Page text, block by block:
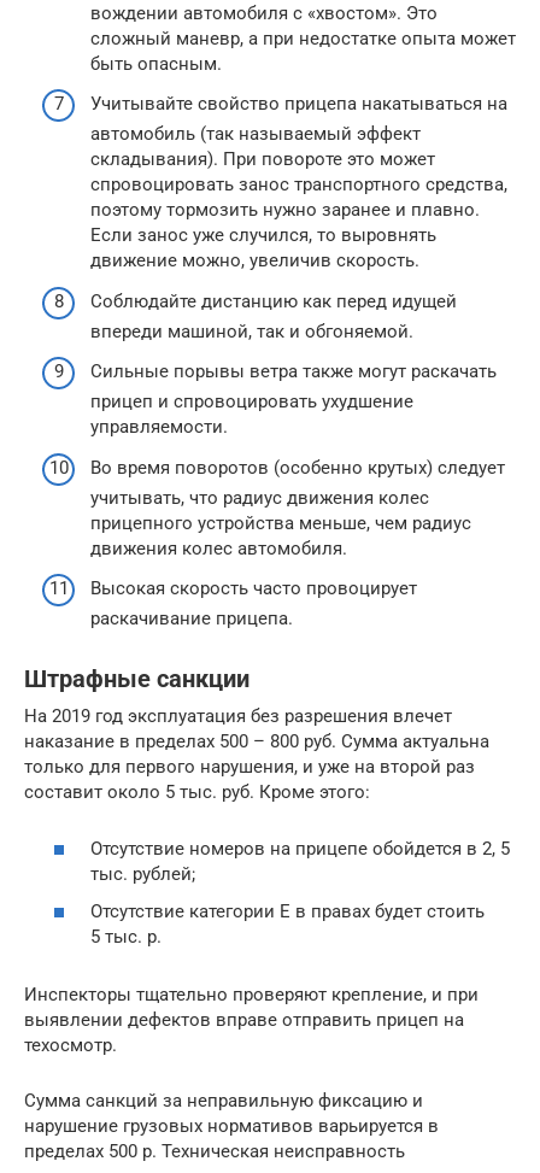
вождении автомобиля с «хвостом». Это
сложный маневр, а при недостатке опыта может
быть опасным.
Учитывайте свойство прицепа накатываться на
автомобиль (так называемый эффект
складывания). При повороте это может
спровоцировать занос транспортного средства,
поэтому тормозить нужно заранее и плавно.
Если занос уже случился, то выровнять
движение можно, увеличив скорость.
Соблюдайте дистанцию как перед идущей
впереди машиной, так и обгоняемой.
Сильные порывы ветра также могут раскачать
прицеп и спровоцировать ухудшение
управляемости.
Во время поворотов (особенно крутых) следует
учитывать, что радиус движения колес
прицепного устройства меньше, чем радиус
движения колес автомобиля.
Высокая скорость часто провоцирует
раскачивание прицепа.
Штрафные санкции
На 2019 год эксплуатация без разрешения влечет
наказание в пределах 500 – 800 руб. Сумма актуальна
только для первого нарушения, и уже на второй раз
составит около 5 тыс. руб. Кроме этого:
Отсутствие номеров на прицепе обойдется в 2, 5
тыс. рублей;
Отсутствие категории Е в правах будет стоить
5 тыс. р.
Инспекторы тщательно проверяют крепление, и при
выявлении дефектов вправе отправить прицеп на
техосмотр.
Сумма санкций за неправильную фиксацию и
нарушение грузовых нормативов варьируется в
пределах 500 р. Техническая неисправность